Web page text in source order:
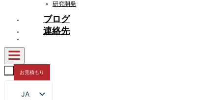
研究開発
ブログ
連絡先
お見積もり
JA